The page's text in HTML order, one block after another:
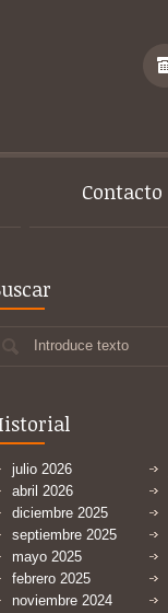
Contacto
Introduce texto
julio 2026
abril 2026
diciembre 2025
septiembre 2025
mayo 2025
febrero 2025
noviembre 2024